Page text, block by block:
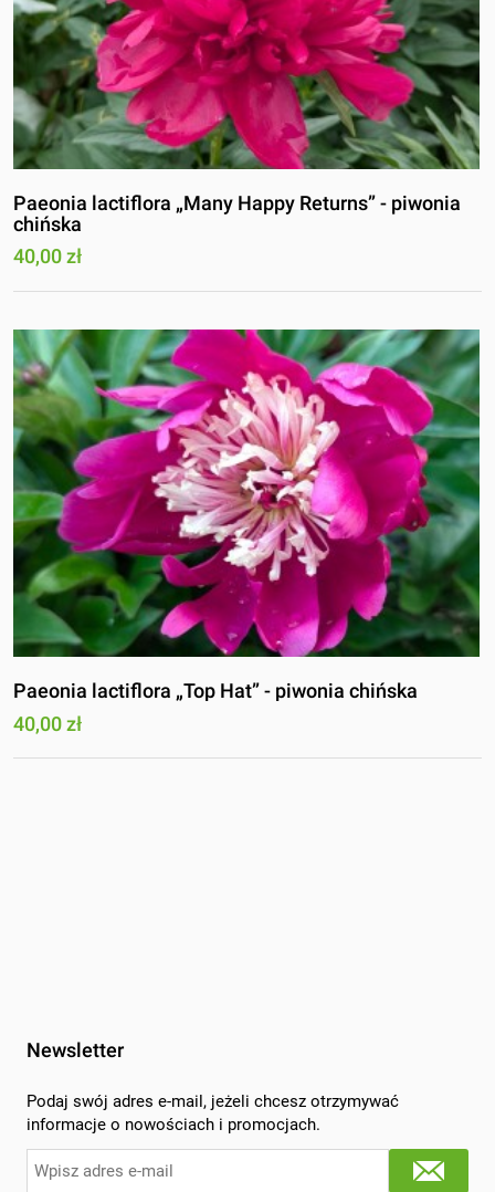
Paeonia lactiflora „Many Happy Returns” - piwonia
chińska
40,00 zł
Paeonia lactiflora „Top Hat” - piwonia chińska
40,00 zł
Newsletter
Podaj swój adres e-mail, jeżeli chcesz otrzymywać
informacje o nowościach i promocjach.